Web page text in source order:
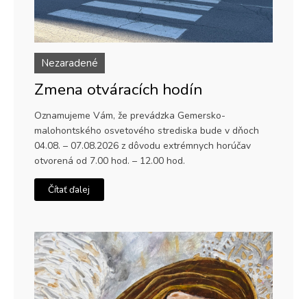
Nezaradené
Zmena otváracích hodín
Oznamujeme Vám, že prevádzka Gemersko-
malohontského osvetového strediska bude v dňoch
04.08. – 07.08.2026 z dôvodu extrémnych horúčav
otvorená od 7.00 hod. – 12.00 hod.
Čítať ďalej